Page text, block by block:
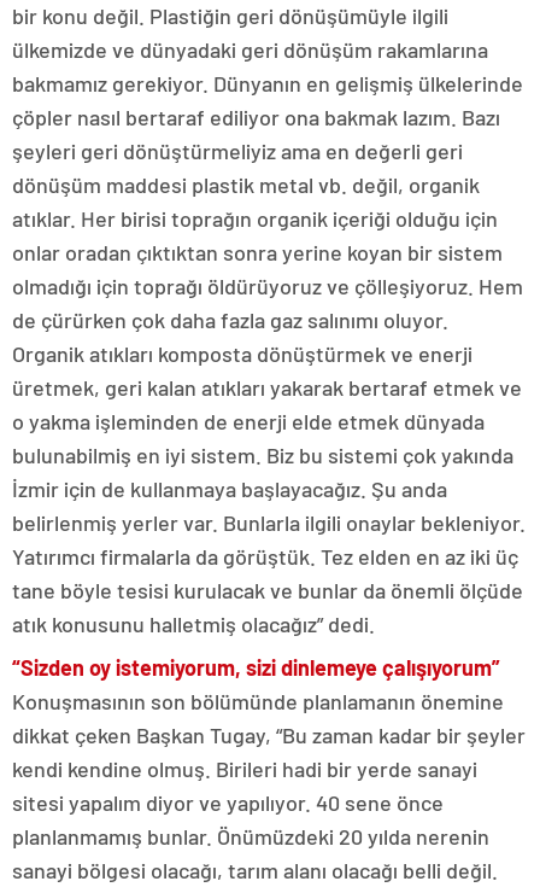
bir konu değil. Plastiğin geri dönüşümüyle ilgili
ülkemizde ve dünyadaki geri dönüşüm rakamlarına
bakmamız gerekiyor. Dünyanın en gelişmiş ülkelerinde
çöpler nasıl bertaraf ediliyor ona bakmak lazım. Bazı
şeyleri geri dönüştürmeliyiz ama en değerli geri
dönüşüm maddesi plastik metal vb. değil, organik
atıklar. Her birisi toprağın organik içeriği olduğu için
onlar oradan çıktıktan sonra yerine koyan bir sistem
olmadığı için toprağı öldürüyoruz ve çölleşiyoruz. Hem
de çürürken çok daha fazla gaz salınımı oluyor.
Organik atıkları komposta dönüştürmek ve enerji
üretmek, geri kalan atıkları yakarak bertaraf etmek ve
o yakma işleminden de enerji elde etmek dünyada
bulunabilmiş en iyi sistem. Biz bu sistemi çok yakında
İzmir için de kullanmaya başlayacağız. Şu anda
belirlenmiş yerler var. Bunlarla ilgili onaylar bekleniyor.
Yatırımcı firmalarla da görüştük. Tez elden en az iki üç
tane böyle tesisi kurulacak ve bunlar da önemli ölçüde
atık konusunu halletmiş olacağız” dedi.
“Sizden oy istemiyorum, sizi dinlemeye çalışıyorum”
Konuşmasının son bölümünde planlamanın önemine
dikkat çeken Başkan Tugay, “Bu zaman kadar bir şeyler
kendi kendine olmuş. Birileri hadi bir yerde sanayi
sitesi yapalım diyor ve yapılıyor. 40 sene önce
planlanmamış bunlar. Önümüzdeki 20 yılda nerenin
sanayi bölgesi olacağı, tarım alanı olacağı belli değil.